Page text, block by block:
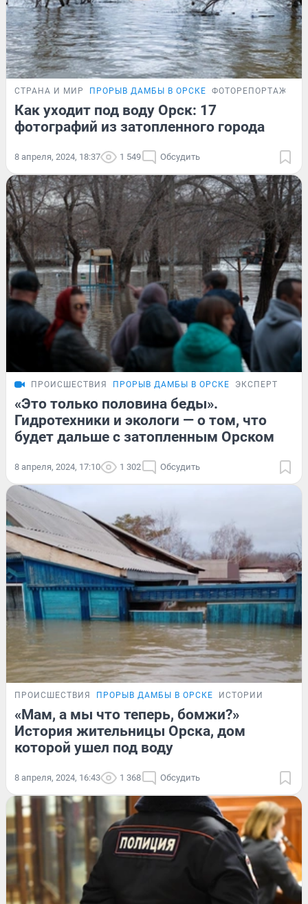
СТРАНА И МИР ПРОРЫВ ДАМБЫ В ОРСКЕ ФОТОРЕПОРТАЖ
Как уходит под воду Орск: 17
фотографий из затопленного города
8 апреля, 2024, 18:37 1 549 Обсудить
ПРОИСШЕСТВИЯ ПРОРЫВ ДАМБЫ В ОРСКЕ ЭКСПЕРТ
«Это только половина беды».
Гидротехники и экологи — о том, что
будет дальше с затопленным Орском
8 апреля, 2024, 17:10 1 302 Обсудить
ПРОИСШЕСТВИЯ ПРОРЫВ ДАМБЫ В ОРСКЕ ИСТОРИИ
«Мам, а мы что теперь, бомжи?»
История жительницы Орска, дом
которой ушел под воду
8 апреля, 2024, 16:43 1 368 Обсудить